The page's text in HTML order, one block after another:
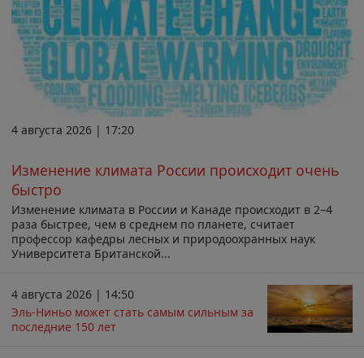
4 августа 2026 | 17:20
Изменение климата России происходит очень
быстро
Изменение климата в России и Канаде происходит в 2–4
раза быстрее, чем в среднем по планете, считает
профессор кафедры лесных и природоохранных наук
Университета Британской...
4 августа 2026 | 14:50
Эль-Ниньо может стать самым сильным за
последние 150 лет